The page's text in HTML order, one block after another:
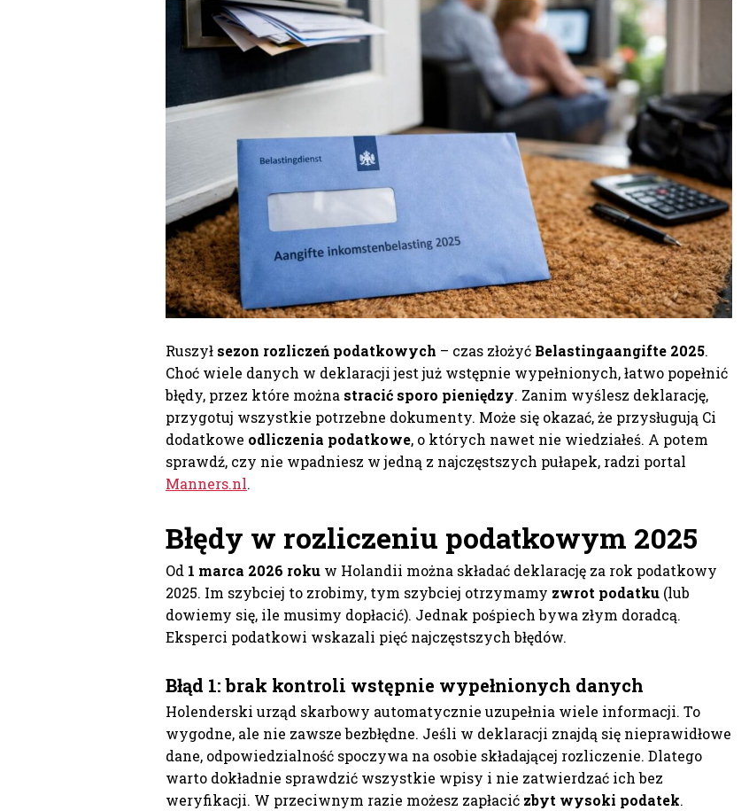
Ruszył sezon rozliczeń podatkowych – czas złożyć Belastingaangifte 2025.
Choć wiele danych w deklaracji jest już wstępnie wypełnionych, łatwo popełnić
błędy, przez które można stracić sporo pieniędzy. Zanim wyślesz deklarację,
przygotuj wszystkie potrzebne dokumenty. Może się okazać, że przysługują Ci
dodatkowe odliczenia podatkowe, o których nawet nie wiedziałeś. A potem
sprawdź, czy nie wpadniesz w jedną z najczęstszych pułapek, radzi portal
Manners.nl.
Błędy w rozliczeniu podatkowym 2025
Od 1 marca 2026 roku w Holandii można składać deklarację za rok podatkowy
2025. Im szybciej to zrobimy, tym szybciej otrzymamy zwrot podatku (lub
dowiemy się, ile musimy dopłacić). Jednak pośpiech bywa złym doradcą.
Eksperci podatkowi wskazali pięć najczęstszych błędów.
Błąd 1: brak kontroli wstępnie wypełnionych danych
Holenderski urząd skarbowy automatycznie uzupełnia wiele informacji. To
wygodne, ale nie zawsze bezbłędne. Jeśli w deklaracji znajdą się nieprawidłowe
dane, odpowiedzialność spoczywa na osobie składającej rozliczenie. Dlatego
warto dokładnie sprawdzić wszystkie wpisy i nie zatwierdzać ich bez
weryfikacji. W przeciwnym razie możesz zapłacić zbyt wysoki podatek.